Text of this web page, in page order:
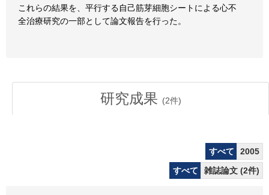
これらの結果を、平行する自己筋芽細胞シートによる心不
全治療研究の一部として論文報告を行った。
研究成果 (2件)
すべて
2005
すべて
雑誌論文 (2件)